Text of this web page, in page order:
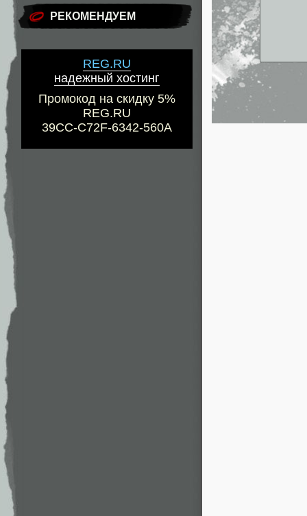
РЕКОМЕНДУЕМ
REG.RU
надежный хостинг
Промокод на скидку 5%
REG.RU
39CC-C72F-6342-560A